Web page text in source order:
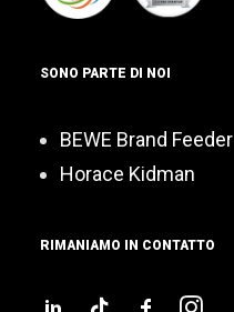
SONO PARTE DI NOI
BEWE Brand Feeder
Horace Kidman
RIMANIAMO IN CONTATTO